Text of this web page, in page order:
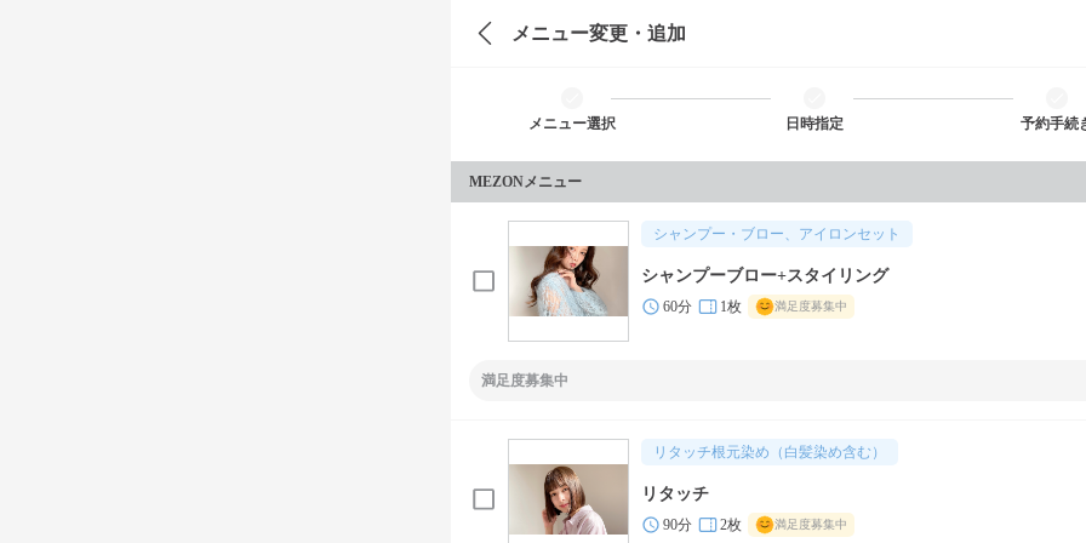
メニュー変更・追加
メニュー選択 日時指定 予約手続
MEZONメニュー
シャンプー・ブロー、アイロンセット
シャンプーブロー+スタイリング
60分 1枚 満足度募集中
満足度募集中
リタッチ根元染め（白髪染め含む）
リタッチ
90分 2枚 満足度募集中